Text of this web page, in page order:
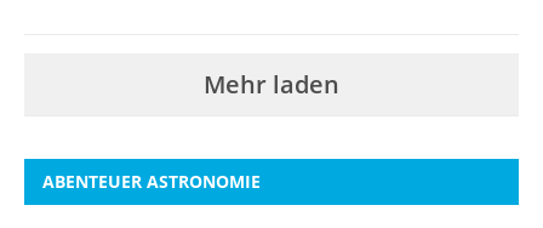
Mehr laden
ABENTEUER ASTRONOMIE